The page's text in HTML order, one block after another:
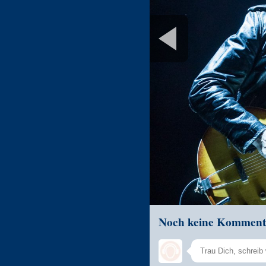
Noch keine